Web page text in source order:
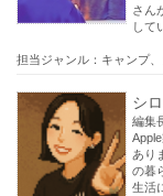
さん
して
担当ジャンル：キャンプ
シロ
編集
あり
の暮
生活